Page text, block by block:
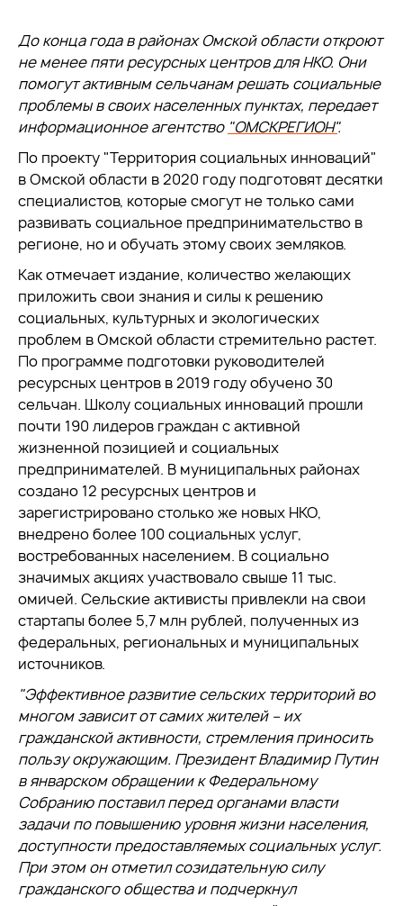
До конца года в районах Омской области откроют
не менее пяти ресурсных центров для НКО. Они
помогут активным сельчанам решать социальные
проблемы в своих населенных пунктах, передает
информационное агентство "ОМСКРЕГИОН".
По проекту "Территория социальных инноваций"
в Омской области в 2020 году подготовят десятки
специалистов, которые смогут не только сами
развивать социальное предпринимательство в
регионе, но и обучать этому своих земляков.
Как отмечает издание, количество желающих
приложить свои знания и силы к решению
социальных, культурных и экологических
проблем в Омской области стремительно растет.
По программе подготовки руководителей
ресурсных центров в 2019 году обучено 30
сельчан. Школу социальных инноваций прошли
почти 190 лидеров граждан с активной
жизненной позицией и социальных
предпринимателей. В муниципальных районах
создано 12 ресурсных центров и
зарегистрировано столько же новых НКО,
внедрено более 100 социальных услуг,
востребованных населением. В социально
значимых акциях участвовало свыше 11 тыс.
омичей. Сельские активисты привлекли на свои
стартапы более 5,7 млн рублей, полученных из
федеральных, региональных и муниципальных
источников.
"Эффективное развитие сельских территорий во
многом зависит от самих жителей – их
гражданской активности, стремления приносить
пользу окружающим. Президент Владимир Путин
в январском обращении к Федеральному
Собранию поставил перед органами власти
задачи по повышению уровня жизни населения,
доступности предоставляемых социальных услуг.
При этом он отметил созидательную силу
гражданского общества и подчеркнул